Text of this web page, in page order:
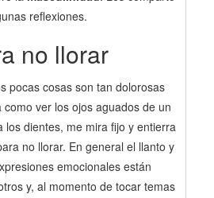
reflexiones.
no llorar
pocas cosas son tan dolorosas
ver los ojos aguados de un
los dientes, me mira fijo y entierra
no llorar. En general el llanto y
emocionales están
y, al momento de tocar temas